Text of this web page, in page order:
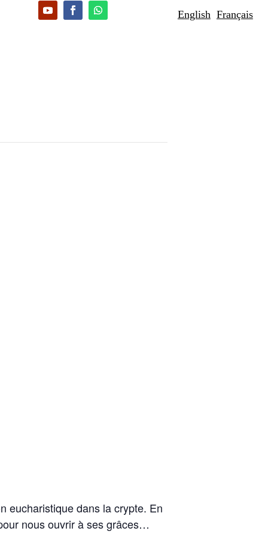
English Français
eucharistique dans la crypte. En
nous ouvrir à ses grâces…